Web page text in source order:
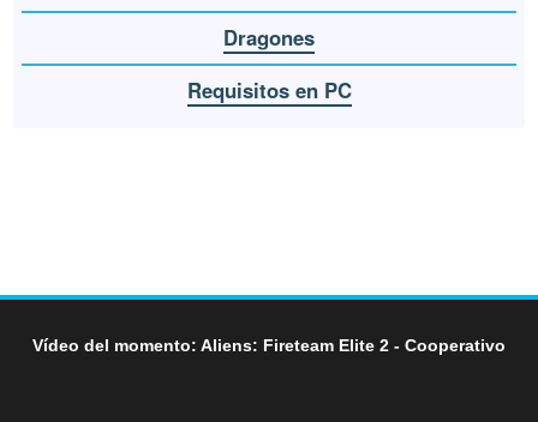
Dragones
Requisitos en PC
Vídeo del momento: Aliens: Fireteam Elite 2 - Cooperativo